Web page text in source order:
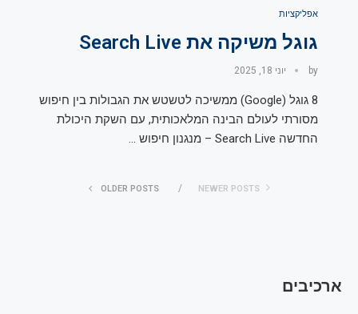
אפליקציות
גוגל משיקה את Search Live
by יוני 18, 2025
8 גוגל (Google) ממשיכה לטשטש את הגבולות בין חיפוש
מסורתי לעולם הבינה המלאכותית, עם השקת היכולת
החדשה Search Live – מנגנון חיפוש …
NEWER POSTS
OLDER POSTS
ארכיבים